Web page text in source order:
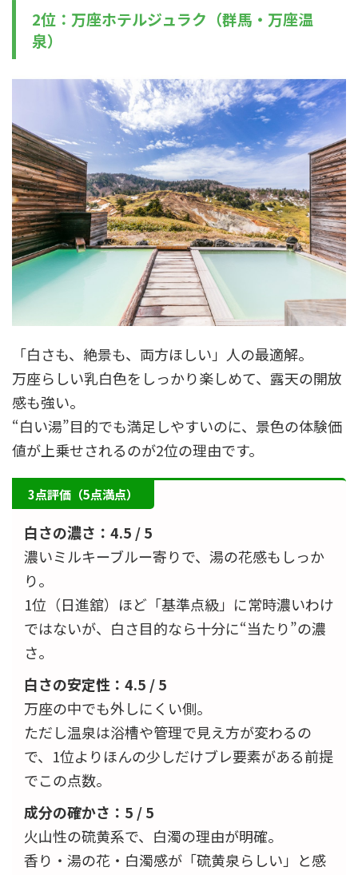
2位：万座ホテルジュラク（群馬・万座温
泉）
「白さも、絶景も、両方ほしい」人の最適解。
万座らしい乳白色をしっかり楽しめて、露天の開放
感も強い。
“白い湯”目的でも満足しやすいのに、景色の体験価
値が上乗せされるのが2位の理由です。
3点評価（5点満点）
白さの濃さ：4.5 / 5
濃いミルキーブルー寄りで、湯の花感もしっか
り。
1位（日進舘）ほど「基準点級」に常時濃いわけ
ではないが、白さ目的なら十分に“当たり”の濃
さ。
白さの安定性：4.5 / 5
万座の中でも外しにくい側。
ただし温泉は浴槽や管理で見え方が変わるの
で、1位よりほんの少しだけブレ要素がある前提
でこの点数。
成分の確かさ：5 / 5
火山性の硫黄系で、白濁の理由が明確。
香り・湯の花・白濁感が「硫黄泉らしい」と感